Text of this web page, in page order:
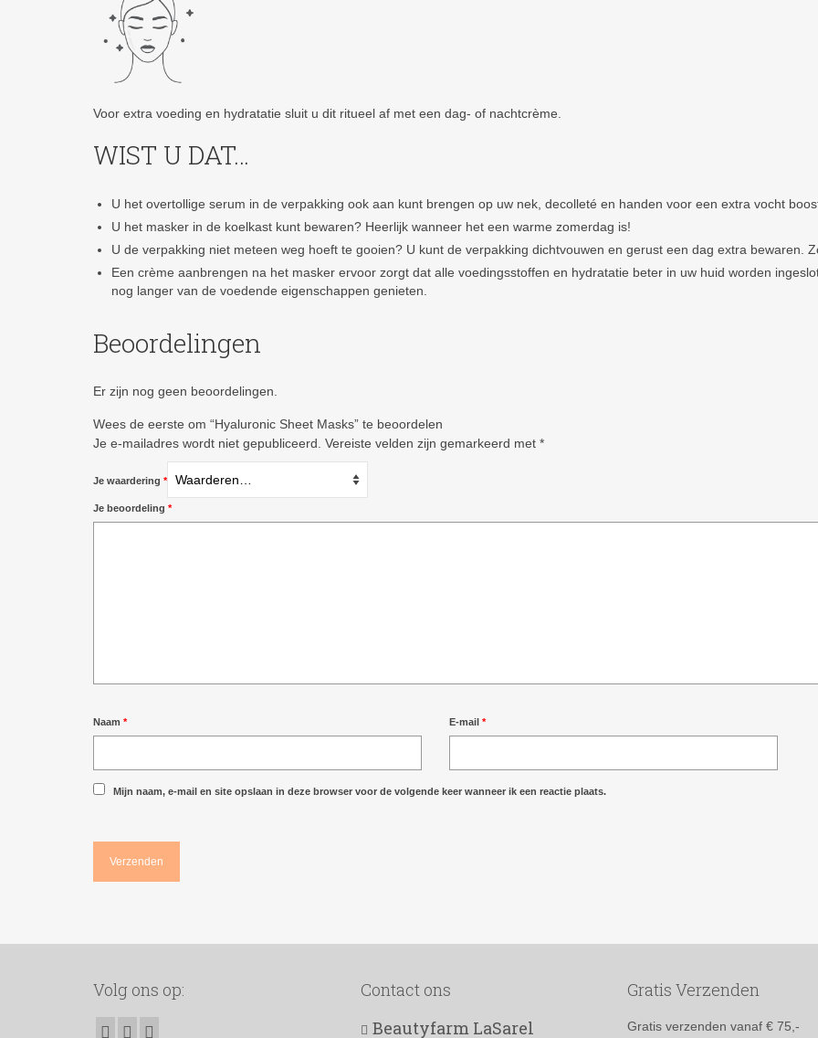
Voor extra voeding en hydratatie sluit u dit ritueel af met een dag- of nachtcrème.
WIST U DAT…
U het overtollige serum in de verpakking ook aan kunt brengen op uw nek, decolleté en handen voor een extra vocht
U het masker in de koelkast kunt bewaren? Heerlijk wanneer het een warme zomerdag is!
U de verpakking niet meteen weg hoeft te gooien? U kunt de verpakking dichtvouwen en gerust een dag extra bewaren.
Een crème aanbrengen na het masker ervoor zorgt dat alle voedingsstoffen en hydratatie beter in uw huid worden
nog langer van de voedende eigenschappen genieten.
Beoordelingen
Er zijn nog geen beoordelingen.
Wees de eerste om “Hyaluronic Sheet Masks” te beoordelen
Je e-mailadres wordt niet gepubliceerd. Vereiste velden zijn gemarkeerd met *
Je waardering *
Je beoordeling *
Naam * E-mail *
Mijn naam, e-mail en site opslaan in deze browser voor de volgende keer wanneer ik een reactie plaats.
Volg ons op:
Contact ons
Beautyfarm LaSarel
Gratis Verzenden
Gratis verzenden vanaf € 75,-